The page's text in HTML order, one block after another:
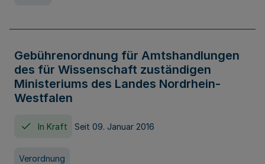
Gebührenordnung für Amtshandlungen
des für Wissenschaft zuständigen
Ministeriums des Landes Nordrhein-
Westfalen
In Kraft Seit 09. Januar 2016
Verordnung